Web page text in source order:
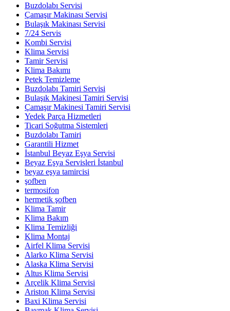
Buzdolabı Servisi
Çamaşır Makinası Servisi
Bulaşık Makinası Servisi
7/24 Servis
Kombi Servisi
Klima Servisi
Tamir Servisi
Klima Bakımı
Petek Temizleme
Buzdolabı Tamiri Servisi
Bulaşık Makinesi Tamiri Servisi
Çamaşır Makinesi Tamiri Servisi
Yedek Parça Hizmetleri
Ticari Soğutma Sistemleri
Buzdolabı Tamiri
Garantili Hizmet
İstanbul Beyaz Eşya Servisi
Beyaz Eşya Servisleri İstanbul
beyaz eşya tamircisi
şofben
termosifon
hermetik şofben
Klima Tamir
Klima Bakım
Klima Temizliği
Klima Montaj
Airfel Klima Servisi
Alarko Klima Servisi
Alaska Klima Servisi
Altus Klima Servisi
Arçelik Klima Servisi
Ariston Klima Servisi
Baxi Klima Servisi